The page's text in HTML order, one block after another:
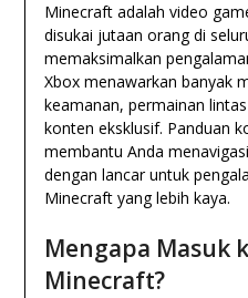
Minecraft adalah video
disukai jutaan orang di
memaksimalkan
Xbox menawarkan banyak
keamanan, permainan
konten eksklusif. Panduan
membantu Anda
dengan lancar untuk
Minecraft yang lebih kaya.
Mengapa Masuk
Minecraft?